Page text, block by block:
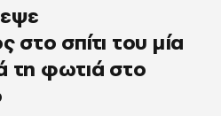
στο σπίτι του μία
τη φωτιά στο